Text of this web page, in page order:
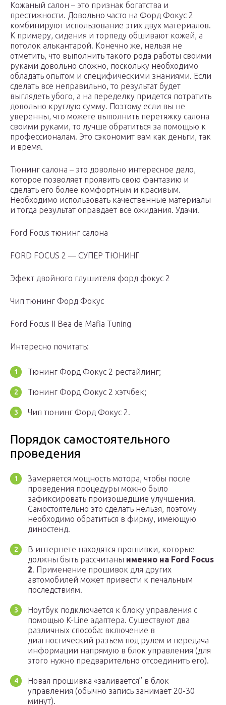
Кожаный салон – это признак богатства и
престижности. Довольно часто на Форд Фокус 2
комбинируют использование этих двух материалов.
К примеру, сидения и торпеду обшивают кожей, а
потолок алькантарой. Конечно же, нельзя не
отметить, что выполнить такого рода работы своими
руками довольно сложно, поскольку необходимо
обладать опытом и специфическими знаниями. Если
сделать все неправильно, то результат будет
выглядеть убого, а на переделку придется потратить
довольно круглую сумму. Поэтому если вы не
уверенны, что можете выполнить перетяжку салона
своими руками, то лучше обратиться за помощью к
профессионалам. Это сэкономит вам как деньги, так
и время.
Тюнинг салона – это довольно интересное дело,
которое позволяет проявить свою фантазию и
сделать его более комфортным и красивым.
Необходимо использовать качественные материалы
и тогда результат оправдает все ожидания. Удачи!
Ford Focus тюнинг салона
FORD FOCUS 2 — СУПЕР ТЮНИНГ
Эфект двойного глушителя форд фокус 2
Чип тюнинг Форд Фокус
Ford Focus II Bea de Mafia Tuning
Интересно почитать:
Тюнинг Форд Фокус 2 рестайлинг;
Тюнинг Форд Фокус 2 хэтчбек;
Чип тюнинг Форд Фокус 2.
Порядок самостоятельного
проведения
Замеряется мощность мотора, чтобы после
проведения процедуры можно было
зафиксировать произошедшие улучшения.
Самостоятельно это сделать нельзя, поэтому
необходимо обратиться в фирму, имеющую
диностенд.
В интернете находятся прошивки, которые
должны быть рассчитаны именно на Ford Focus
2. Применение прошивок для других
автомобилей может привести к печальным
последствиям.
Ноутбук подключается к блоку управления с
помощью K-Line адаптера. Существуют два
различных способа: включение в
диагностический разъем под рулем и передача
информации напрямую в блок управления (для
этого нужно предварительно отсоединить его).
Новая прошивка «заливается” в блок
управления (обычно запись занимает 20-30
минут).